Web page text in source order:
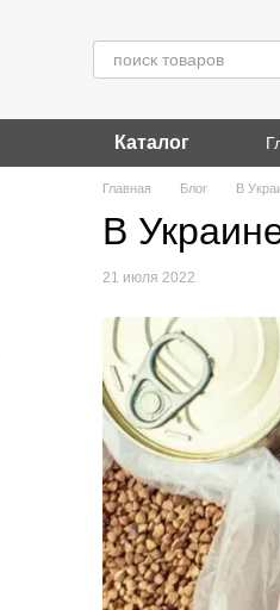
Каталог
Главная Блог В
В
21 июля 2022